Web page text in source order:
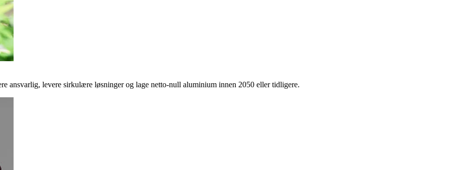
ansvarlig, levere sirkulære løsninger og lage netto-null aluminium innen 2050 eller tidligere.